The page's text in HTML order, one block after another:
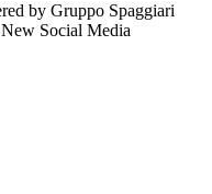
by Gruppo Spaggiari
Social Media